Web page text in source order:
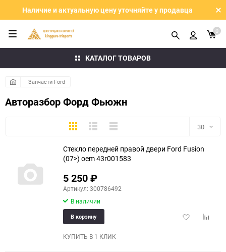
Наличие и актуальную цену уточняйте у продавца
КАТАЛОГ ТОВАРОВ
0
Запчасти Ford
Авторазбор Форд Фьюжн
ПлиткаПодробноКомпактно 30
30
150
Стекло передней правой двери Ford Fusion
(07>) oem 43r001583
5 250₽
Артикул: 300786492
В наличии
Добавить
В корзину
КУПИТЬ В 1 КЛИК